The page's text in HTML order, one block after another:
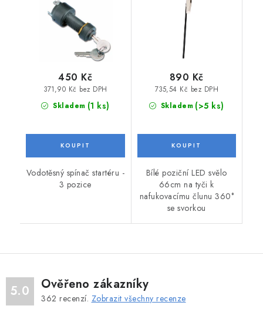
Skladem (1 ks)
371,90 Kč bez DPH
450 Kč
Vodotěsný spínač startéru -
3 pozice
Skladem (>5 ks)
735,54 Kč bez DPH
890 Kč
Bílé poziční LED svělo
66cm na tyči k
nafukovacímu člunu 360°
se svorkou
5.0 Ověřeno zákazníky
362 recenzí. Zobrazit všechny recenze